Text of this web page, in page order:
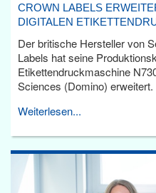
CROWN LABELS
DIGITALEN
Der britische Hersteller von
Labels hat seine
Etikettendruckmaschine
Sciences (Domino) erweitert.
Weiterlesen...